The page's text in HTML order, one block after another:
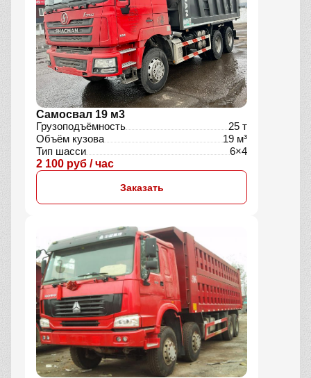
Самосвал 19 м3
Грузоподъёмность
25 т
Объём кузова
19 м³
Тип шасси
6×4
2 100 руб / час
Заказать